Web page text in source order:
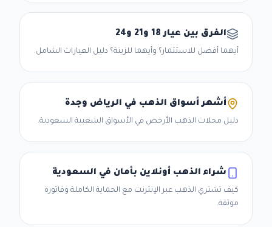
الفرق بين عيار 18 و21 و24
أيهما أفضل للاستثمار؟ وأيهما للزينة؟ دليل العيارات الشامل.
أشهر أسواق الذهب في الرياض وجدة
دليل محلات الذهب الأرخص في الأسواق الشعبية السعودية.
شراء الذهب أونلاين بأمان في السعودية
كيف تشتري الذهب عبر الإنترنت مع الحماية الكاملة وفاتورة
موثقة.